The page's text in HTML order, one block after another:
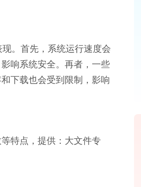
。首先，系统运行速度会
响系统安全。再者，一些
下载也会受到限制，影响
特点，提供：大文件专